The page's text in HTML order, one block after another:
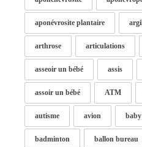
aponévrosite plantaire
arthrose articulations
asseoir un bébé assis
assoir un bébé ATM
autisme avion
badminton ballon bureau